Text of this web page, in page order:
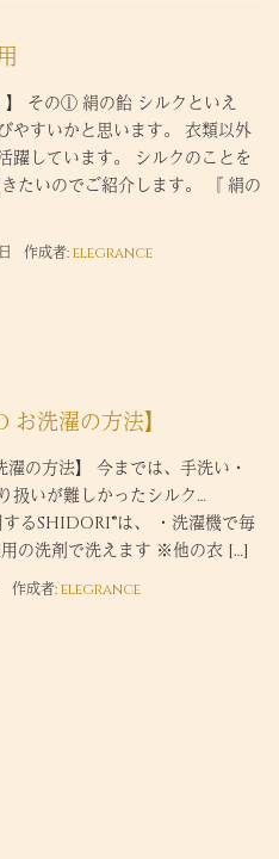
】 その① 絹の飴 シルクといえ
やすいかと思います。 衣類以外
躍しています。 シルクのことを
たいのでご紹介します。 『 絹の
作成者:elegrance
洗濯の方法】
の方法】 今までは、手洗い・
扱いが難しかったシルク…
るSHIDORI®は、 ・洗濯機で毎
の洗剤で洗えます ※他の衣 […]
作成者:elegrance